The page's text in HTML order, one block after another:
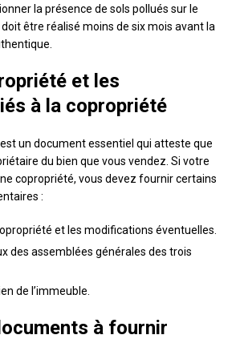
la présence de sols pollués sur le
doit être réalisé moins de six mois avant la
et les
à la copropriété
est un document essentiel qui atteste que
du bien que vous vendez. Si votre
copropriété, vous devez fournir certains
:
et les modifications éventuelles.
des assemblées générales des trois
de l’immeuble.
à fournir